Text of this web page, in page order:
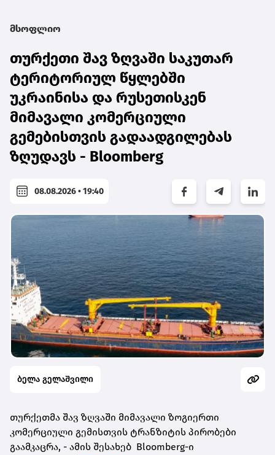
მსოფლიო
თურქეთი შავ ზღვაში საკუთარ
ტერიტორიულ წყლებში
უკრაინისა და რუსეთისკენ
მიმავალი კომერციული
გემებისთვის გადაადგილებას
ზღუდავს - Bloomberg
08.08.2026 • 19:40
ბელა გელაშვილი
თურქეთმა შავ ზღვაში მიმავალი ზოგიერთი
კომერციული გემისთვის ტრანზიტის პირობები
გაამკაცრა, - ამის შესახებ Bloomberg-ი